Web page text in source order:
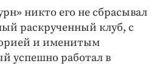
никто его не сбрасывал
раскрученный клуб, с
и именитым
успешно работал в